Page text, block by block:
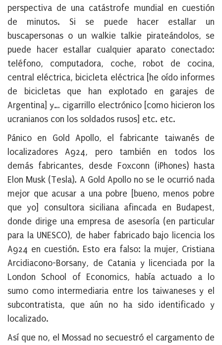
perspectiva de una catástrofe mundial en cuestión
de minutos. Si se puede hacer estallar un
buscapersonas o un walkie talkie pirateándolos, se
puede hacer estallar cualquier aparato conectado:
teléfono, computadora, coche, robot de cocina,
central eléctrica, bicicleta eléctrica [he oído informes
de bicicletas que han explotado en garajes de
Argentina] y… cigarrillo electrónico [como hicieron los
ucranianos con los soldados rusos] etc. etc.
Pánico en Gold Apollo, el fabricante taiwanés de
localizadores A924, pero también en todos los
demás fabricantes, desde Foxconn (iPhones) hasta
Elon Musk (Tesla). A Gold Apollo no se le ocurrió nada
mejor que acusar a una pobre [bueno, menos pobre
que yo] consultora siciliana afincada en Budapest,
donde dirige una empresa de asesoría (en particular
para la UNESCO), de haber fabricado bajo licencia los
A924 en cuestión. Esto era falso: la mujer, Cristiana
Arcidiacono-Borsany, de Catania y licenciada por la
London School of Economics, había actuado a lo
sumo como intermediaria entre los taiwaneses y el
subcontratista, que aún no ha sido identificado y
localizado.
Así que no, el Mossad no secuestró el cargamento de